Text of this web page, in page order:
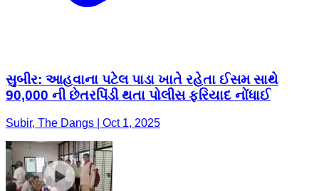
સુબીર: આહવાના પટેલ પાડા ખાતે રહેતા ઈસમ સાથે
90,000 ની છેતરપિંડી થતા પોલીસ ફરિયાદ નોંધાઈ
Subir, The Dangs | Oct 1, 2025